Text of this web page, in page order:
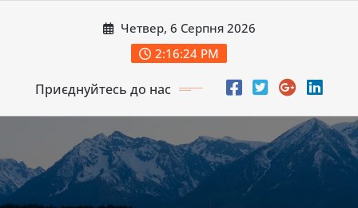
Четвер, 6 Серпня 2026
2:16:25 PM
Приєднуйтесь до нас